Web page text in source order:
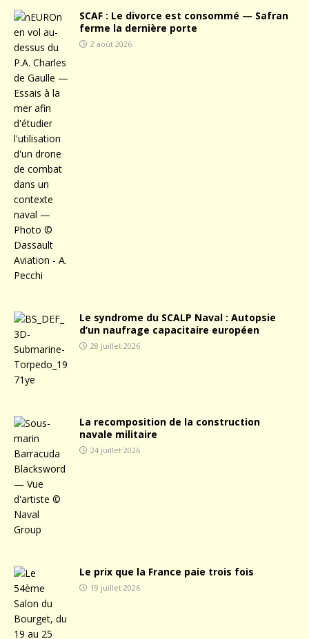
SCAF : Le divorce est consommé — Safran
ferme la dernière porte
2 août 2026
Le syndrome du SCALP Naval : Autopsie
d’un naufrage capacitaire européen
28 juillet 2026
La recomposition de la construction
navale militaire
24 juillet 2026
Le prix que la France paie trois fois
19 juillet 2026